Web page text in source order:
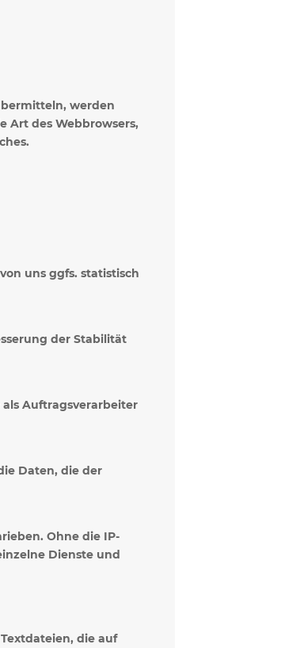
werden
Art des Webbrowsers,
uns ggfs. statistisch
der Stabilität
Auftragsverarbeiter
Daten, die der
Ohne die IP-
Dienste und
die auf